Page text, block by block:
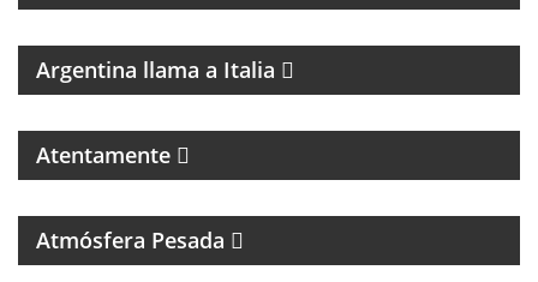
Argentina llama a Italia
Atentamente
PROGRAMA DEDICADO A LA MÚSICA DE SANDRO Y
Atmósfera Pesada
LA NUEVA MÚSICA DE BUENOS AIRES SE LLAMA